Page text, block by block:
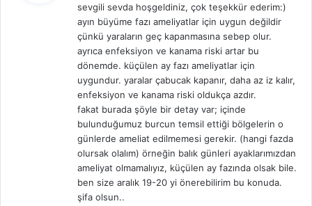
i
k
i
sevgili sevda hoşgeldiniz, çok teşekkür ederim:)
ayın büyüme fazı ameliyatlar için uygun değildir
çünkü yaraların geç kapanmasına sebep olur.
ayrıca enfeksiyon ve kanama riski artar bu
dönemde. küçülen ay fazı ameliyatlar için
uygundur. yaralar çabucak kapanır, daha az iz kalır,
enfeksiyon ve kanama riski oldukça azdır.
fakat burada şöyle bir detay var; içinde
bulunduğumuz burcun temsil ettiği bölgelerin o
günlerde ameliat edilmemesi gerekir. (hangi fazda
olursak olalım) örneğin balık günleri ayaklarımızdan
ameliyat olmamalıyız, küçülen ay fazında olsak bile.
ben size aralık 19-20 yi önerebilirim bu konuda.
şifa olsun..